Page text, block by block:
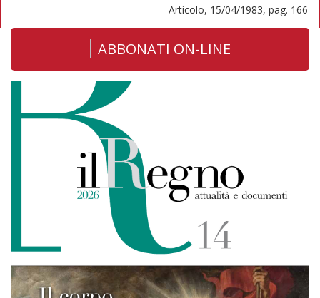
Articolo, 15/04/1983, pag. 166
ABBONATI ON-LINE